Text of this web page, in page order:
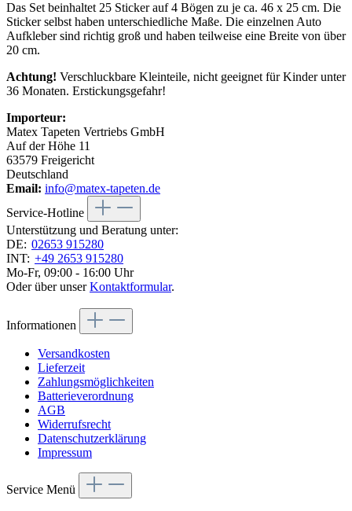
Das Set beinhaltet 25 Sticker auf 4 Bögen zu je ca. 46 x 25 cm. Die
Sticker selbst haben unterschiedliche Maße. Die einzelnen Auto
Aufkleber sind richtig groß und haben teilweise eine Breite von über
20 cm.
Achtung! Verschluckbare Kleinteile, nicht geeignet für Kinder unter
36 Monaten. Erstickungsgefahr!
Importeur:
Matex Tapeten Vertriebs GmbH
Auf der Höhe 11
63579 Freigericht
Deutschland
Email: info@matex-tapeten.de
Service-Hotline
Unterstützung und Beratung unter:
DE: 02653 915280
INT: +49 2653 915280
Mo-Fr, 09:00 - 16:00 Uhr
Oder über unserKontaktformular.
Informationen
Versandkosten
Lieferzeit
Zahlungsmöglichkeiten
Batterieverordnung
AGB
Widerrufsrecht
Datenschutzerklärung
Impressum
Service Menü